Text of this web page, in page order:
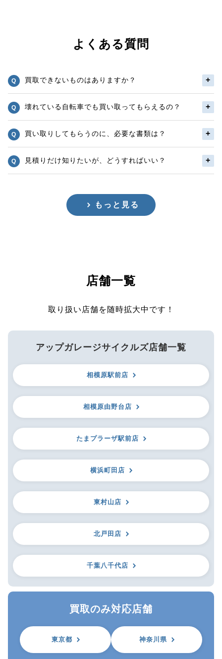
よくある質問
買取できないものはありますか？
壊れている自転車でも買い取ってもらえるの？
買い取りしてもらうのに、必要な書類は？
見積りだけ知りたいが、どうすればいい？
もっと見る
店舗一覧
取り扱い店舗を随時拡大中です！
アップガレージサイクルズ店舗一覧
相模原駅前店
相模原由野台店
たまプラーザ駅前店
横浜町田店
東村山店
北戸田店
千葉八千代店
買取のみ対応店舗
東京都 神奈川県